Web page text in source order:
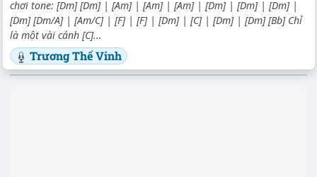
chơi tone: [Dm] [Dm] | [Am] | [Am] | [Am] | [Dm] | [Dm] | [Dm] |
[Dm] [Dm/A] | [Am/C] | [F] | [F] | [Dm] | [C] | [Dm] | [Dm] [Bb] Chỉ
là một vài cánh [C]...
Trương Thế Vinh